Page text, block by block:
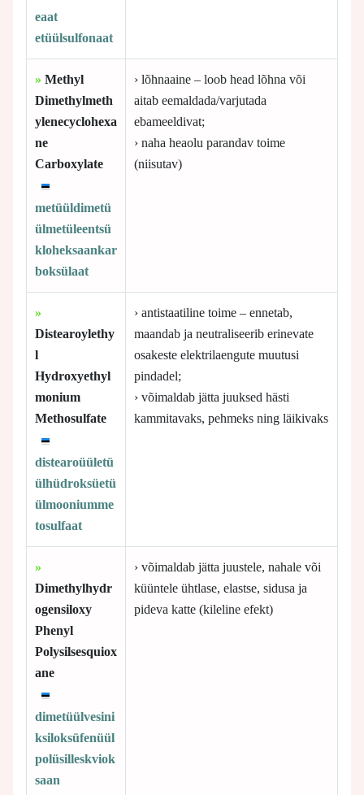
eaat
etüülsulfonaat
» Methyl
Dimethylmeth
ylenecyclohexa
ne
Carboxylate
metüüldimetü
ülmetüleentsü
kloheksaankar
boksülaat
› lõhnaaine – loob head lõhna või
aitab eemaldada/varjutada
ebameeldivat;
› naha heaolu parandav toime
(niisutav)
»
Distearoylethy
l
Hydroxyethyl
monium
Methosulfate
distearoüületü
ülhüdroksüetü
ülmooniumme
tosulfaat
› antistaatiline toime – ennetab,
maandab ja neutraliseerib erinevate
osakeste elektrilaengute muutusi
pindadel;
› võimaldab jätta juuksed hästi
kammitavaks, pehmeks ning läikivaks
»
Dimethylhydr
ogensiloxy
Phenyl
Polysilsesquiox
ane
dimetüülvesini
ksiloksüfenüül
polüsilleskviok
saan
› võimaldab jätta juustele, nahale või
küüntele ühtlase, elastse, sidusa ja
pideva katte (kileline efekt)